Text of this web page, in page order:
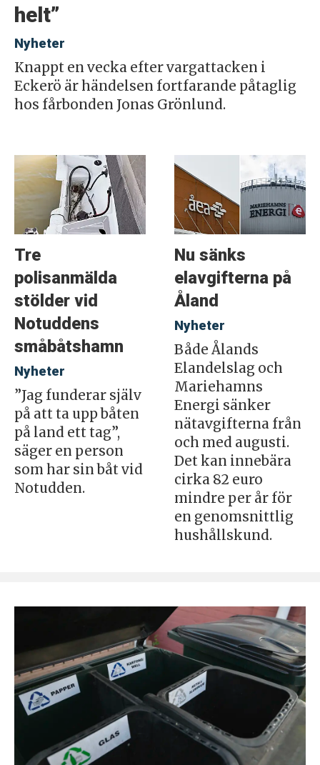
helt”
Nyheter
Knappt en vecka efter vargattacken i
Eckerö är händelsen fortfarande påtaglig
hos fårbonden Jonas Grönlund.
Tre
polisanmälda
stölder vid
Notuddens
småbåtshamn
Nyheter
”Jag funderar själv
på att ta upp båten
på land ett tag”,
säger en person
som har sin båt vid
Notudden.
Nu sänks
elavgifterna på
Åland
Nyheter
Både Ålands
Elandelslag och
Mariehamns
Energi sänker
nätavgifterna från
och med augusti.
Det kan innebära
cirka 82 euro
mindre per år för
en genomsnittlig
hushållskund.